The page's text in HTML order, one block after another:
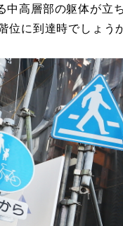
中高層部の躯体が立
位に到達時でしょう